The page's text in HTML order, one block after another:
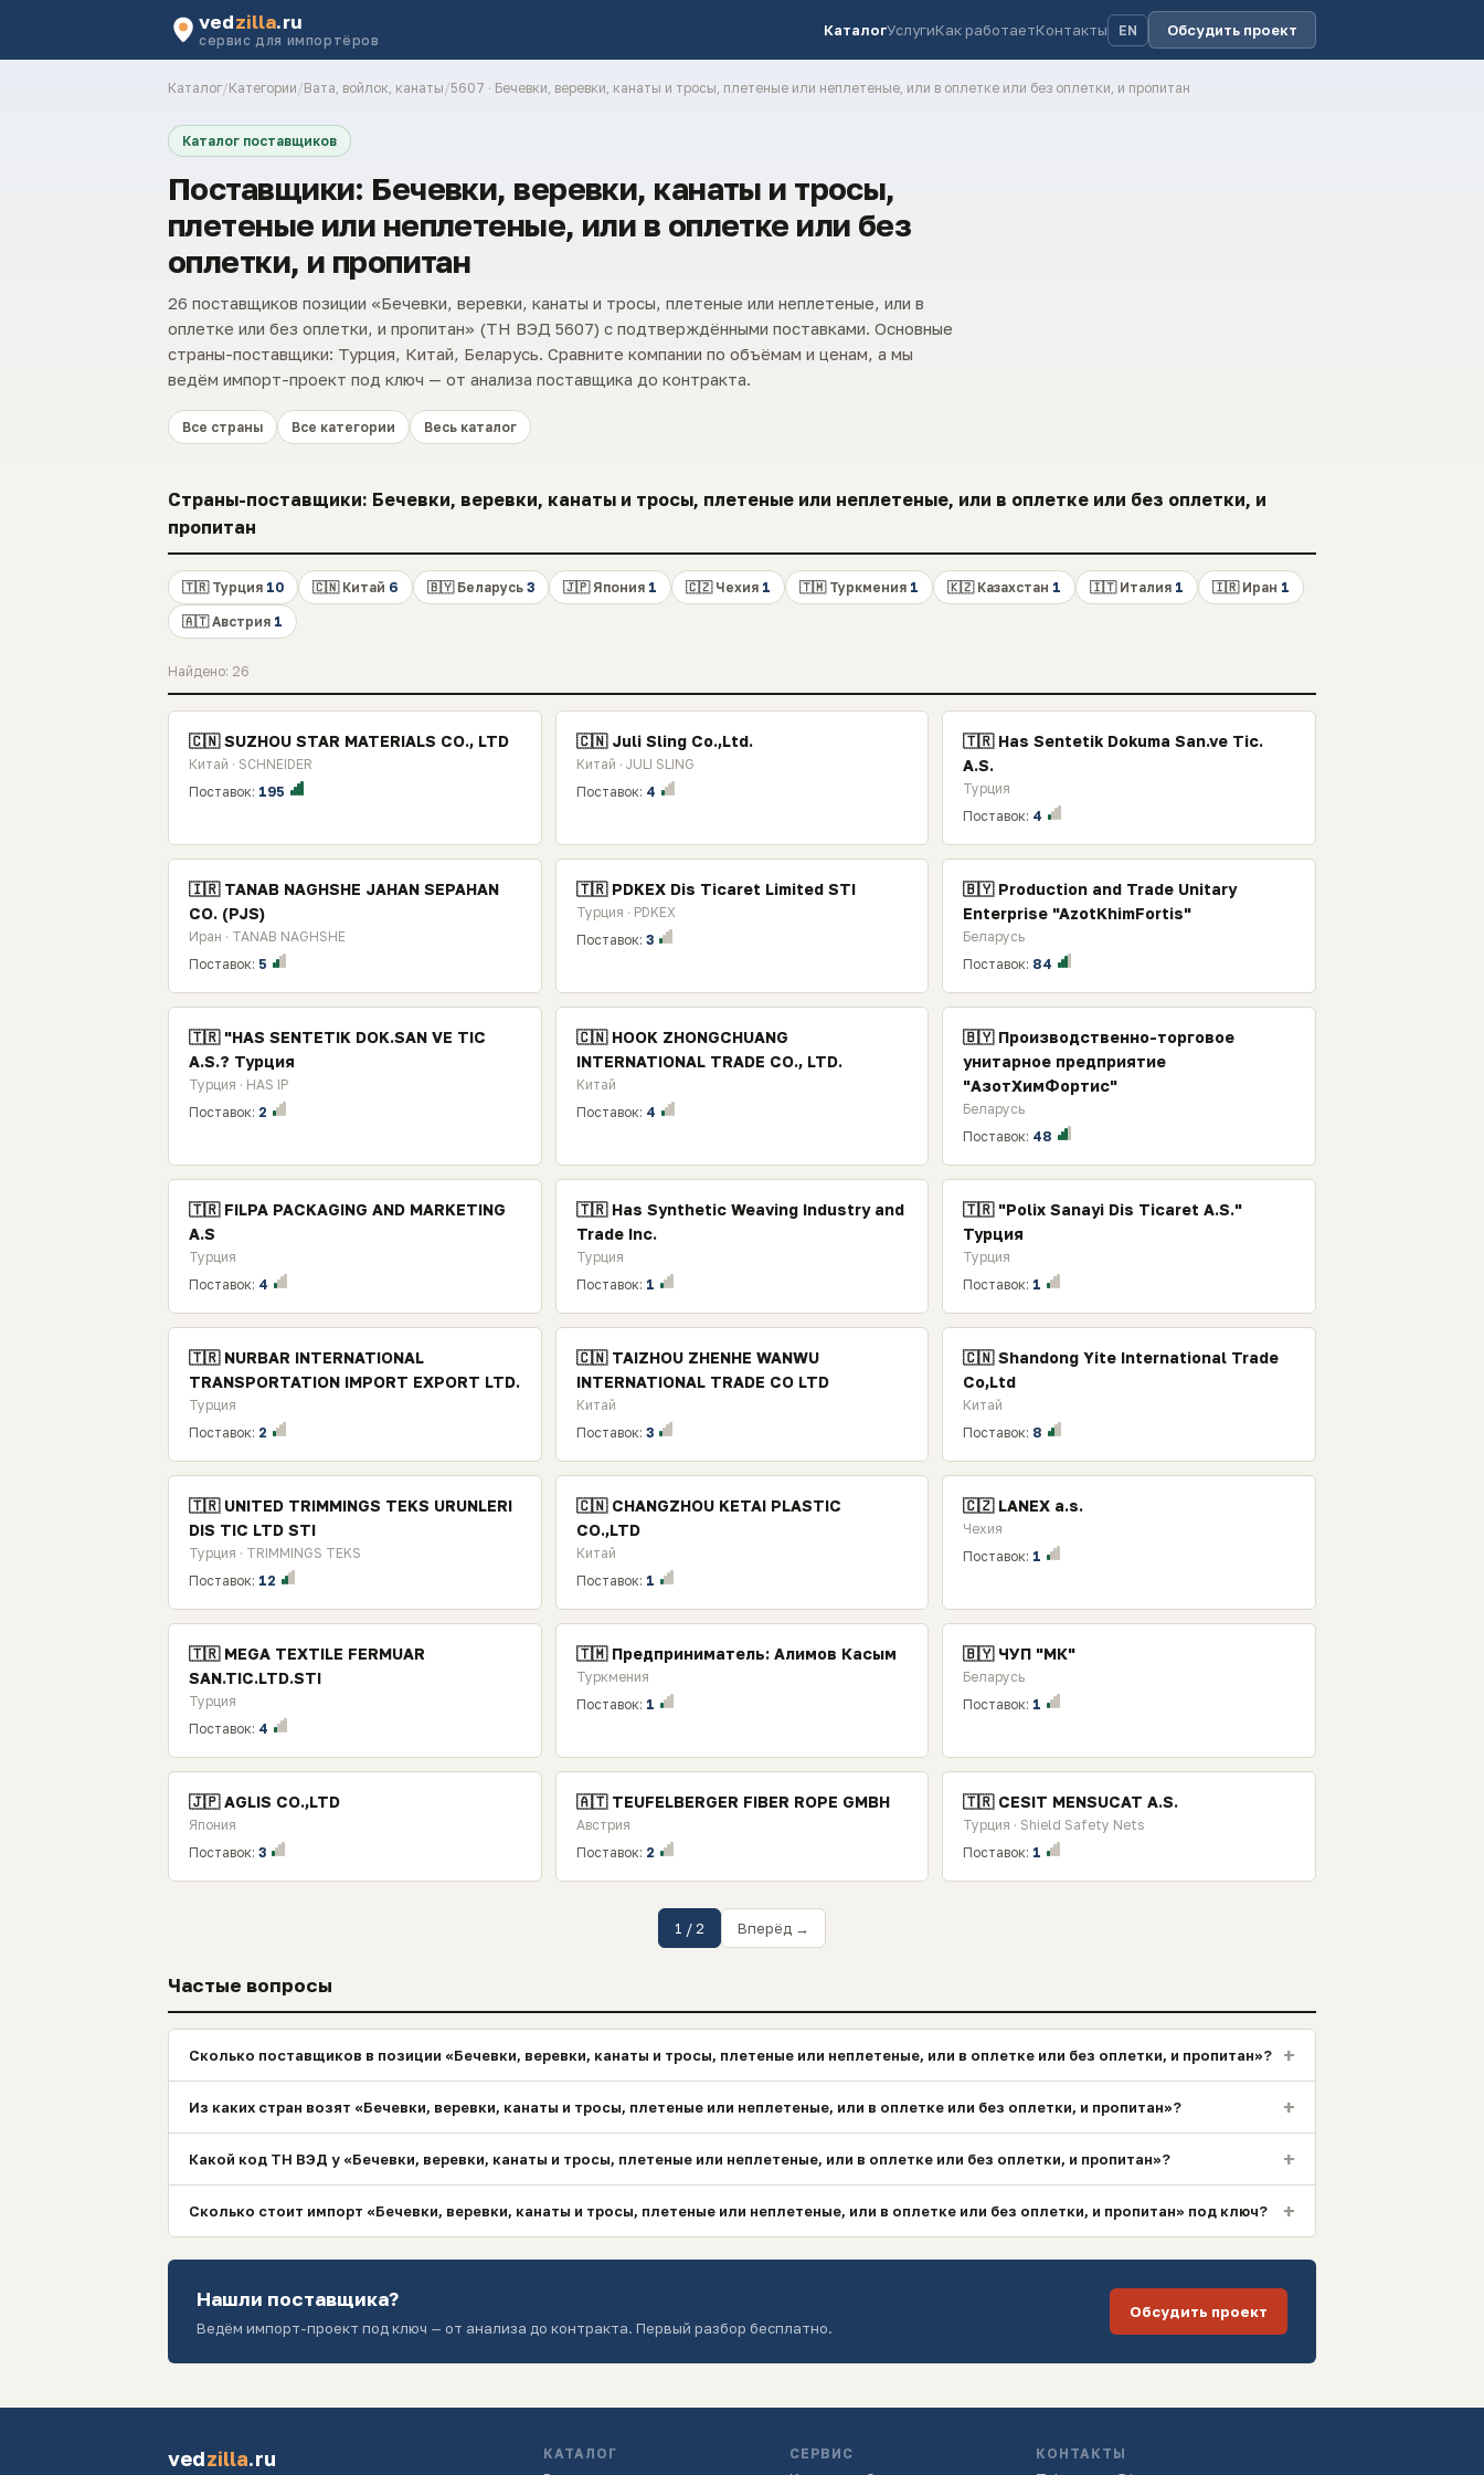
vedzilla.ru
сервис для импортёров
КаталогУслугиКак работаетКонтакты EN Обсудить проект
Каталог/Категории/Вата, войлок, канаты/5607 · Бечевки, веревки, канаты и тросы, плетеные или неплетеные, или в оплетке или без оплетки, и пропитан
Каталог поставщиков
Поставщики: Бечевки, веревки, канаты и тросы,
плетеные или неплетеные, или в оплетке или без
оплетки, и пропитан
26 поставщиков позиции «Бечевки, веревки, канаты и тросы, плетеные или неплетеные, или в
оплетке или без оплетки, и пропитан» (ТН ВЭД 5607) с подтверждёнными поставками. Основные
страны-поставщики: Турция, Китай, Беларусь. Сравните компании по объёмам и ценам, а мы
ведём импорт-проект под ключ — от анализа поставщика до контракта.
Все страны Все категории Весь каталог
Страны-поставщики: Бечевки, веревки, канаты и тросы, плетеные или неплетеные, или в оплетке или без оплетки, и
пропитан
🇹🇷 Турция 10 🇨🇳 Китай 6 🇧🇾 Беларусь 3 🇯🇵 Япония 1 🇨🇿 Чехия 1 🇹🇲 Туркмения 1 🇰🇿 Казахстан 1 🇮🇹 Италия 1 🇮🇷 Иран 1
🇦🇹 Австрия 1
Найдено: 26
🇨🇳 SUZHOU STAR MATERIALS CO., LTD
Китай · SCHNEIDER
Поставок: 195
🇨🇳 Juli Sling Co.,Ltd.
Китай · JULI SLING
Поставок: 4
🇹🇷 Has Sentetik Dokuma San.ve Tic.
A.S.
Турция
Поставок: 4
🇮🇷 TANAB NAGHSHE JAHAN SEPAHAN
CO. (PJS)
Иран · TANAB NAGHSHE
Поставок: 5
🇹🇷 PDKEX Dis Ticaret Limited STI
Турция · PDKEX
Поставок: 3
🇧🇾 Production and Trade Unitary
Enterprise "AzotKhimFortis"
Беларусь
Поставок: 84
🇹🇷 "HAS SENTETIK DOK.SAN VE TIC
A.S.? Турция
Турция · HAS IP
Поставок: 2
🇨🇳 HOOK ZHONGCHUANG
INTERNATIONAL TRADE CO., LTD.
Китай
Поставок: 4
🇧🇾 Производственно-торговое
унитарное предприятие
"АзотХимФортис"
Беларусь
Поставок: 48
🇹🇷 FILPA PACKAGING AND MARKETING
A.S
Турция
Поставок: 4
🇹🇷 Has Synthetic Weaving Industry and
Trade Inc.
Турция
Поставок: 1
🇹🇷 "Polix Sanayi Dis Ticaret A.S."
Турция
Турция
Поставок: 1
🇹🇷 NURBAR INTERNATIONAL
TRANSPORTATION IMPORT EXPORT LTD.
Турция
Поставок: 2
🇨🇳 TAIZHOU ZHENHE WANWU
INTERNATIONAL TRADE CO LTD
Китай
Поставок: 3
🇨🇳 Shandong Yite International Trade
Co,Ltd
Китай
Поставок: 8
🇹🇷 UNITED TRIMMINGS TEKS URUNLERI
DIS TIC LTD STI
Турция · TRIMMINGS TEKS
Поставок: 12
🇨🇳 CHANGZHOU KETAI PLASTIC
CO.,LTD
Китай
Поставок: 1
🇨🇿 LANEX a.s.
Чехия
Поставок: 1
🇹🇷 MEGA TEXTILE FERMUAR
SAN.TIC.LTD.STI
Турция
Поставок: 4
🇹🇲 Предприниматель: Алимов Касым
Туркмения
Поставок: 1
🇧🇾 ЧУП "МК"
Беларусь
Поставок: 1
🇯🇵 AGLIS CO.,LTD
Япония
Поставок: 3
🇦🇹 TEUFELBERGER FIBER ROPE GMBH
Австрия
Поставок: 2
🇹🇷 CESIT MENSUCAT A.S.
Турция · Shield Safety Nets
Поставок: 1
1 / 2 Вперёд →
Частые вопросы
Сколько поставщиков в позиции «Бечевки, веревки, канаты и тросы, плетеные или неплетеные, или в оплетке или без оплетки, и пропитан»? +
Из каких стран возят «Бечевки, веревки, канаты и тросы, плетеные или неплетеные, или в оплетке или без оплетки, и пропитан»? +
Какой код ТН ВЭД у «Бечевки, веревки, канаты и тросы, плетеные или неплетеные, или в оплетке или без оплетки, и пропитан»? +
Сколько стоит импорт «Бечевки, веревки, канаты и тросы, плетеные или неплетеные, или в оплетке или без оплетки, и пропитан» под ключ? +
Нашли поставщика?
Ведём импорт-проект под ключ — от анализа до контракта. Первый разбор бесплатно.
Обсудить проект
vedzilla.ru КАТАЛОГ СЕРВИС КОНТАКТЫ